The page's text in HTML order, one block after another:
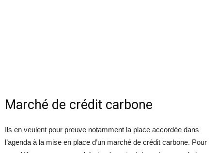
Marché de crédit carbone
Ils en veulent pour preuve notamment la place accordée dans
l’agenda à la mise en place d’un marché de crédit carbone. Pour